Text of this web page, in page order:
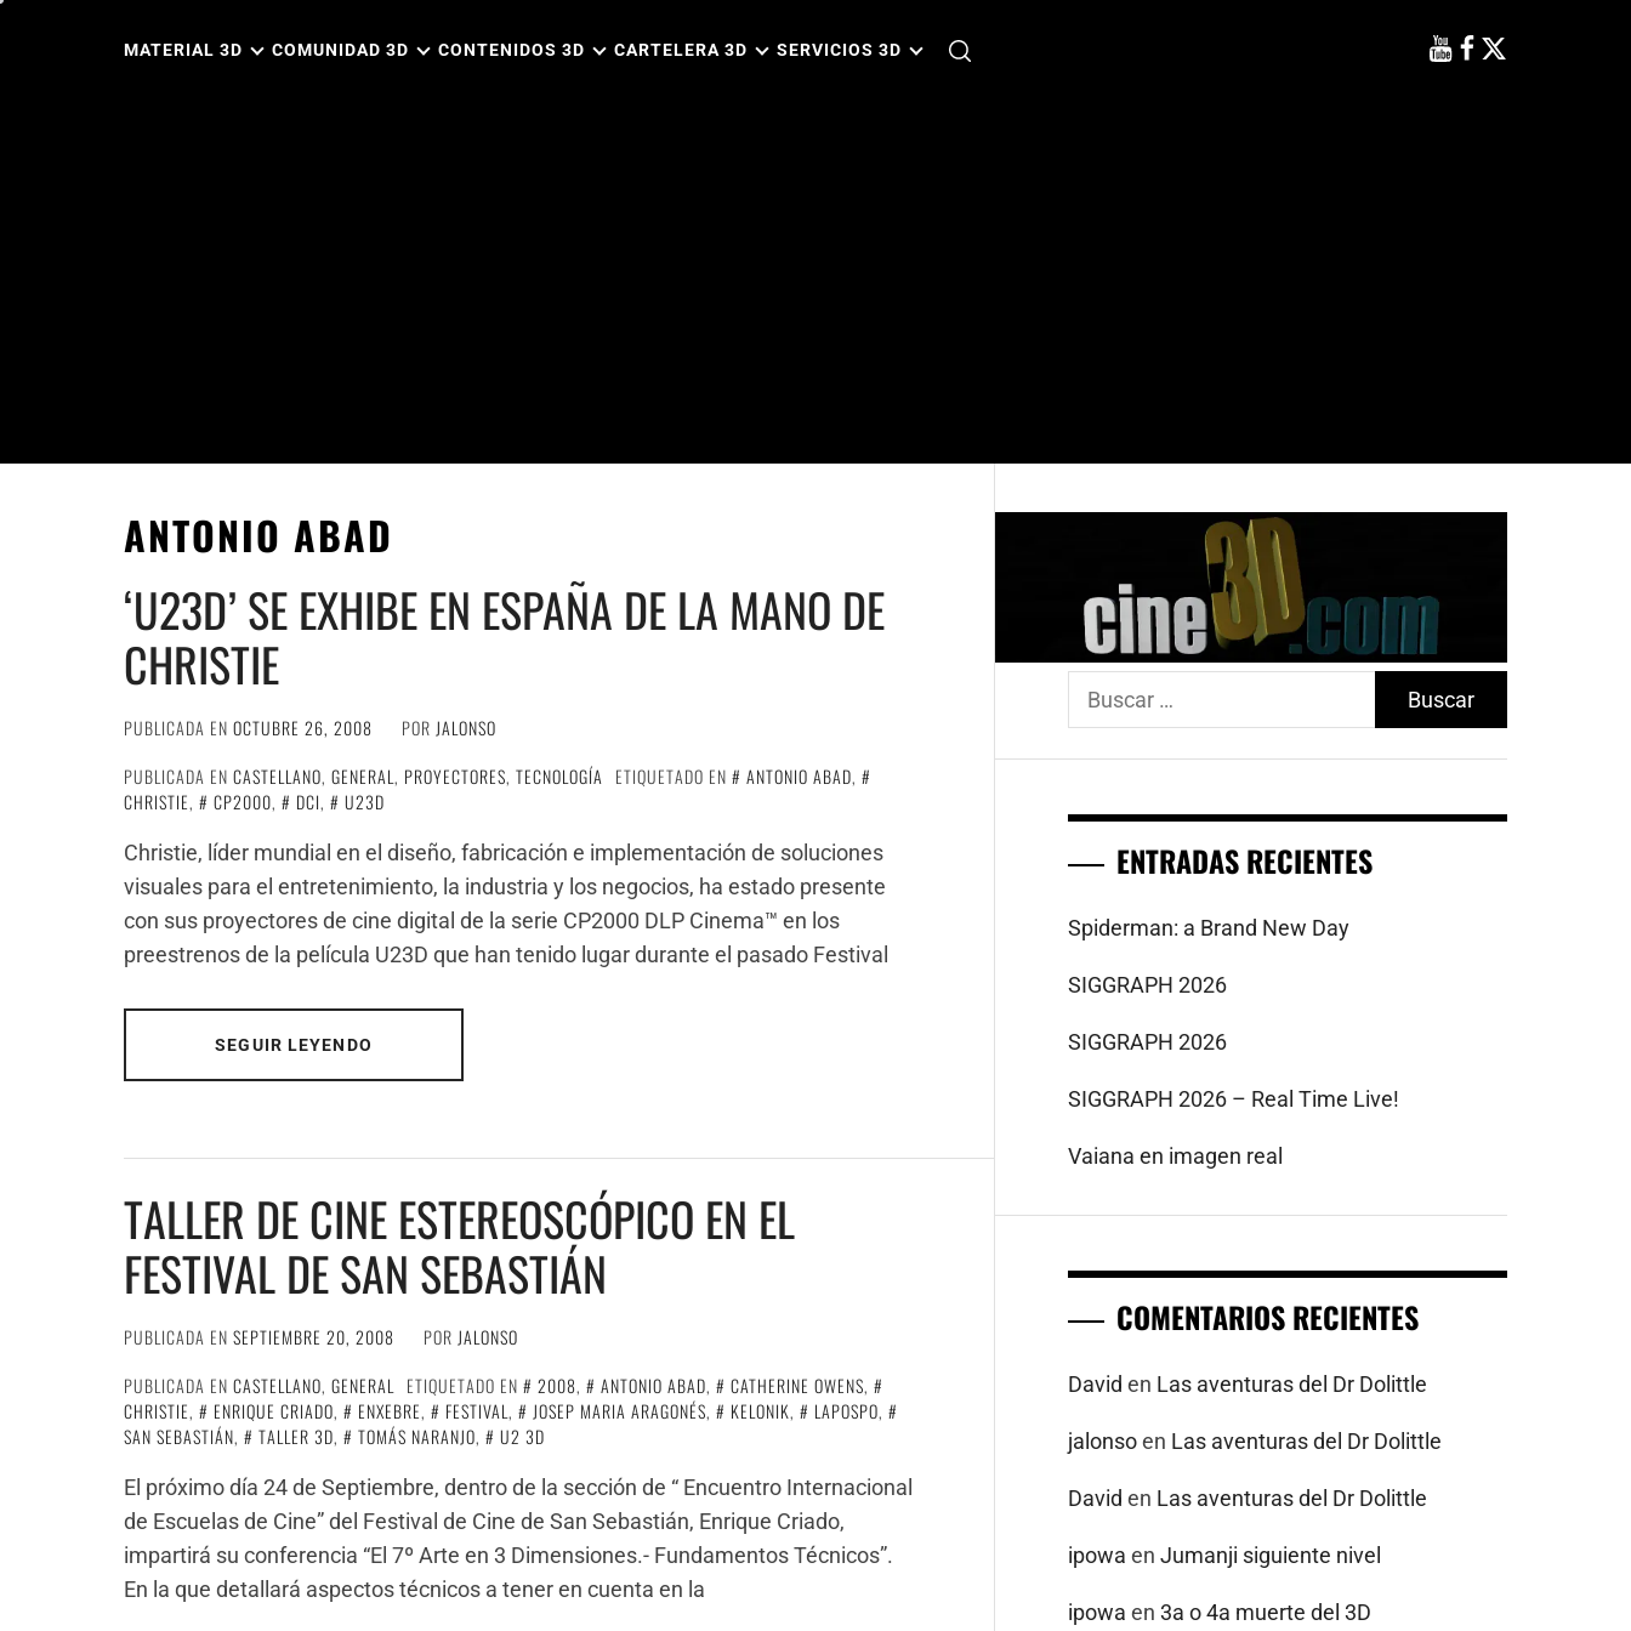
MATERIAL 3D COMUNIDAD 3D CONTENIDOS 3D CARTELERA 3D SERVICIOS 3D
ANTONIO ABAD
‘U23D’ SE EXHIBE EN ESPAÑA DE LA MANO DE
CHRISTIE
PUBLICADA EN OCTUBRE 26, 2008 POR JALONSO
PUBLICADA EN CASTELLANO, GENERAL, PROYECTORES, TECNOLOGÍA ETIQUETADO EN ANTONIO ABAD,
CHRISTIE, CP2000, DCI,
U23D
Christie, líder mundial en el diseño, fabricación e implementación de soluciones
visuales para el entretenimiento, la industria y los negocios, ha estado presente
con sus proyectores de cine digital de la serie CP2000 DLP Cinema™ en los
preestrenos de la película U23D que han tenido lugar durante el pasado Festival
SEGUIR LEYENDO
TALLER DE CINE ESTEREOSCÓPICO EN EL
FESTIVAL DE SAN SEBASTIÁN
PUBLICADA EN SEPTIEMBRE 20, 2008 POR JALONSO
PUBLICADA EN CASTELLANO, GENERAL ETIQUETADO EN 2008, ANTONIO ABAD, CATHERINE OWENS,
CHRISTIE, ENRIQUE CRIADO, ENXEBRE, FESTIVAL, JOSEP MARIA ARAGONÉS, KELONIK, LAPOSPO,
SAN SEBASTIÁN, TALLER 3D, TOMÁS NARANJO,
U2 3D
El próximo día 24 de Septiembre, dentro de la sección de “ Encuentro Internacional
de Escuelas de Cine” del Festival de Cine de San Sebastián, Enrique Criado,
impartirá su conferencia “El 7º Arte en 3 Dimensiones.- Fundamentos Técnicos”.
En la que detallará aspectos técnicos a tener en cuenta en la
Buscar:
ENTRADAS RECIENTES
Spiderman: a Brand New Day
SIGGRAPH 2026
SIGGRAPH 2026
SIGGRAPH 2026 – Real Time Live!
Vaiana en imagen real
COMENTARIOS RECIENTES
David en Las aventuras del Dr Dolittle
jalonsoen Las aventuras del Dr Dolittle
David en Las aventuras del Dr Dolittle
ipowa enJumanji siguiente nivel
ipowa en3a o 4a muerte del 3D